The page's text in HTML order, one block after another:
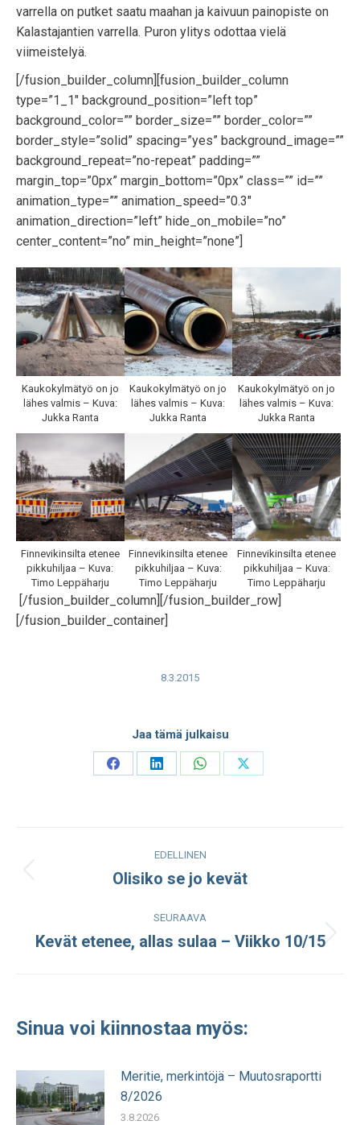
varrella on putket saatu maahan ja kaivuun painopiste on
Kalastajantien varrella. Puron ylitys odottaa vielä
viimeistelyä.
[/fusion_builder_column][fusion_builder_column
type=”1_1″ background_position=”left top”
background_color=”” border_size=”” border_color=””
border_style=”solid” spacing=”yes” background_image=””
background_repeat=”no-repeat” padding=””
margin_top=”0px” margin_bottom=”0px” class=”” id=””
animation_type=”” animation_speed=”0.3″
animation_direction=”left” hide_on_mobile=”no”
center_content=”no” min_height=”none”]
Kaukokylmätyö on jo
lähes valmis – Kuva:
Jukka Ranta
Kaukokylmätyö on jo
lähes valmis – Kuva:
Jukka Ranta
Kaukokylmätyö on jo
lähes valmis – Kuva:
Jukka Ranta
Finnevikinsilta etenee
pikkuhiljaa – Kuva:
Timo Leppäharju
Finnevikinsilta etenee
pikkuhiljaa – Kuva:
Timo Leppäharju
Finnevikinsilta etenee
pikkuhiljaa – Kuva:
Timo Leppäharju
[/fusion_builder_column][/fusion_builder_row]
[/fusion_builder_container]
8.3.2015
Jaa tämä julkaisu
Share
Share
Share
Share
navigation
EDELLINEN
Edellinen
Olisiko se jo kevät
SEURAAVA
Seuraava
Kevät etenee, allas sulaa – Viikko 10/15
Sinua voi kiinnostaa myös:
Meritie, merkintöjä – Muutosraportti
8/2026
3.8.2026